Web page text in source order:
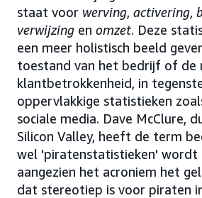
staat voor werving, activering,
verwijzing en omzet. Deze
een meer holistisch beeld
toestand van het bedrijf of de
klantbetrokkenheid, in
oppervlakkige statistieken
sociale media. Dave McClure,
Silicon Valley, heeft de term
wel 'piratenstatistieken' wordt
aangezien het acroniem het
dat stereotiep is voor piraten